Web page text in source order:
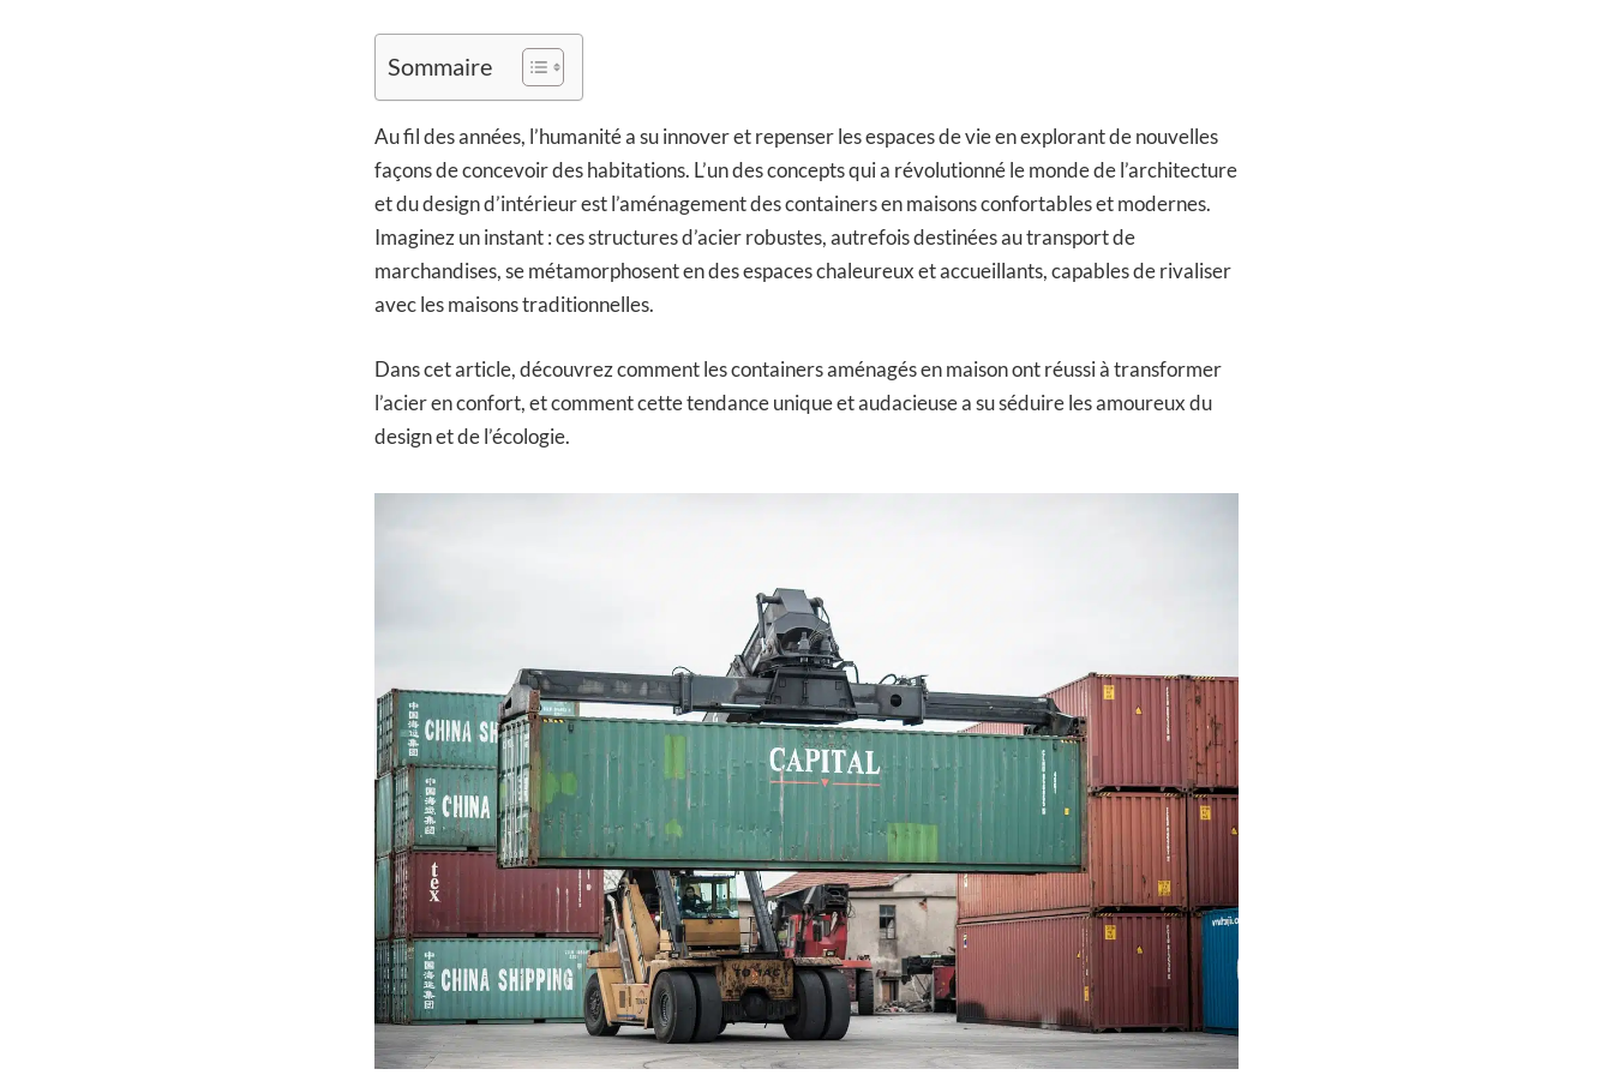
Sommaire
Au fil des années, l’humanité a su innover et repenser les espaces de vie en explorant de nouvelles
façons de concevoir des habitations. L’un des concepts qui a révolutionné le monde de l’architecture
et du design d’intérieur est l’aménagement des containers en maisons confortables et modernes.
Imaginez un instant : ces structures d’acier robustes, autrefois destinées au transport de
marchandises, se métamorphosent en des espaces chaleureux et accueillants, capables de rivaliser
avec les maisons traditionnelles.
Dans cet article, découvrez comment les containers aménagés en maison ont réussi à transformer
l’acier en confort, et comment cette tendance unique et audacieuse a su séduire les amoureux du
design et de l’écologie.